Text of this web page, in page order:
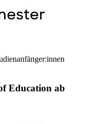
Education ab